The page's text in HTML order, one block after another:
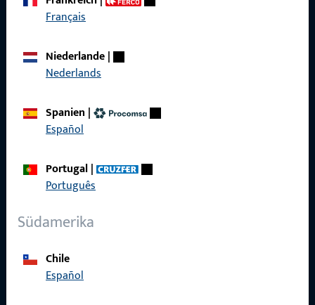
Français
Niederlande|
Nederlands
Spanien |
Español
Portugal|
Português
Südamerika
Chile
Español
Allgemeines